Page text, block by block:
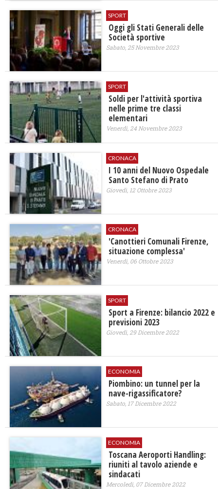
SPORT
Oggi gli Stati Generali delle
Società sportive
Sabato, 25 Novembre 2023
SPORT
Soldi per l'attività sportiva
nelle prime tre classi
elementari
Venerdì, 24 Novembre 2023
CRONACA
I 10 anni del Nuovo Ospedale
Santo Stefano di Prato
Giovedì, 12 Ottobre 2023
CRONACA
'Canottieri Comunali Firenze,
situazione complessa'
Venerdì, 06 Ottobre 2023
SPORT
Sport a Firenze: bilancio 2022 e
previsioni 2023
Giovedì, 29 Dicembre 2022
ECONOMIA
Piombino: un tunnel per la
nave-rigassificatore?
Sabato, 17 Dicembre 2022
ECONOMIA
Toscana Aeroporti Handling:
riuniti al tavolo aziende e
sindacati
Mercoledì, 07 Dicembre 2022